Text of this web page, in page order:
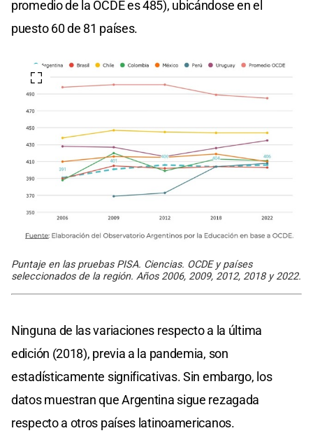
promedio de la OCDE es 485), ubicándose en el
puesto 60 de 81 países.
Puntaje en las pruebas PISA. Ciencias. OCDE y países
seleccionados de la región. Años 2006, 2009, 2012, 2018 y 2022.
Ninguna de las variaciones respecto a la última
edición (2018), previa a la pandemia, son
estadísticamente significativas. Sin embargo, los
datos muestran que Argentina sigue rezagada
respecto a otros países latinoamericanos.